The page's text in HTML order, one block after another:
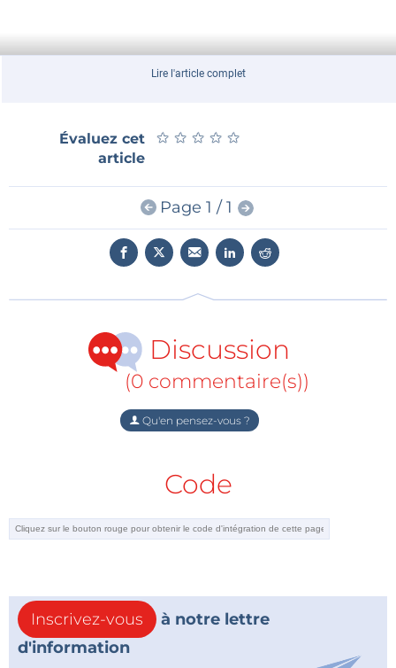
Lire l'article complet
Évaluez cet
article
★ ★ ★ ★ ★
★ ★ ★ ★ ★
Page 1 / 1
Discussion
(0 commentaire(s))
Qu'en pensez-vous ?
Code
Inscrivez-vous
à notre lettre
d'information